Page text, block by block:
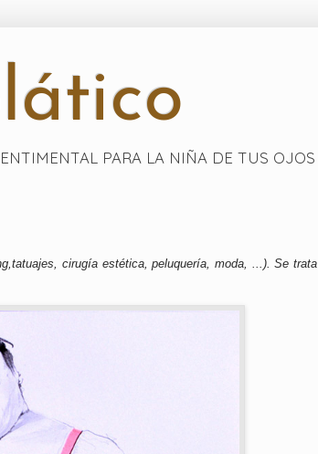
PARA LA NIÑA DE TUS OJOS
cirugía estética, peluquería, moda, ...). Se trata